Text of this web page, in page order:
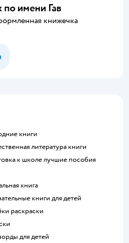
имени Гав
книжечка
книги
литература книги
к школе лучшие пособия
книга
книги для детей
раскраски
для детей